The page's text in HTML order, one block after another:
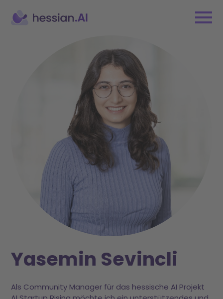
Yasemin Sevincli
Als Community Manager für das hessische AI Projekt